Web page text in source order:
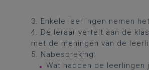
3. Enkele leerlingen nemen
4. De leraar vertelt aan de
met de meningen van de
5. Nabespreking:
Wat hadden de